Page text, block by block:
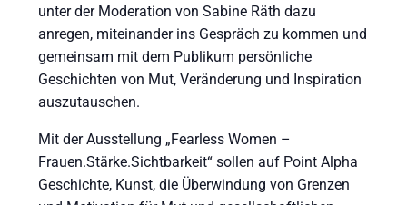
unter der Moderation von Sabine Räth dazu
anregen, miteinander ins Gespräch zu kommen und
gemeinsam mit dem Publikum persönliche
Geschichten von Mut, Veränderung und Inspiration
auszutauschen.
Mit der Ausstellung „Fearless Women –
Frauen.Stärke.Sichtbarkeit“ sollen auf Point Alpha
Geschichte, Kunst, die Überwindung von Grenzen